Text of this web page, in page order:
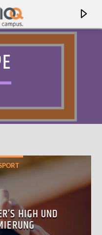
HIGH UND